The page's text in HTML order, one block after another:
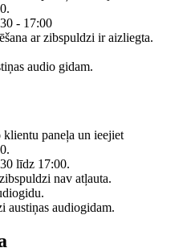
- 17:00
ar zibspuldzi ir aizliegta.
audio gidam.
paneļa un ieejiet
līdz 17:00.
nav atļauta.
austiņas audiogidam.